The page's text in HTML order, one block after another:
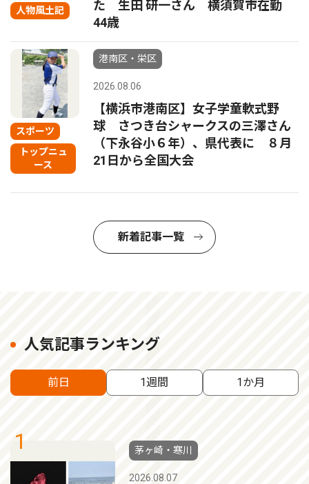
人物風土記
た 生田 研一さん 横須賀市在勤
44歳
スポーツ
トップニュ
ース
港南区・栄区
2026.08.06
【横浜市港南区】女子学童軟式野
球 さつき台シャークスの三澤さん
（下永谷小６年）、県代表に ８月
21日から全国大会
新着記事一覧
人気記事ランキング
前日 1週間 1か月
1 茅ヶ崎・寒川
2026.08.07